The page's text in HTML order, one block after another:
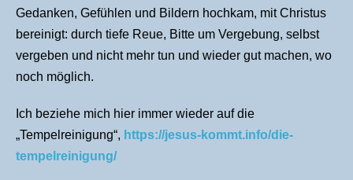
Gedanken, Gefühlen und Bildern hochkam, mit Christus
bereinigt: durch tiefe Reue, Bitte um Vergebung, selbst
vergeben und nicht mehr tun und wieder gut machen, wo
noch möglich.
Ich beziehe mich hier immer wieder auf die
„Tempelreinigung“, https://jesus-kommt.info/die-
tempelreinigung/